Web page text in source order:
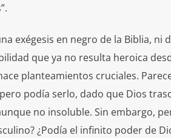
exégesis en negro de la Biblia, ni
que ya no resulta heroica
planteamientos cruciales.
podía serlo, dado que Dios
no insoluble. Sin embargo,
¿Podía el infinito poder de